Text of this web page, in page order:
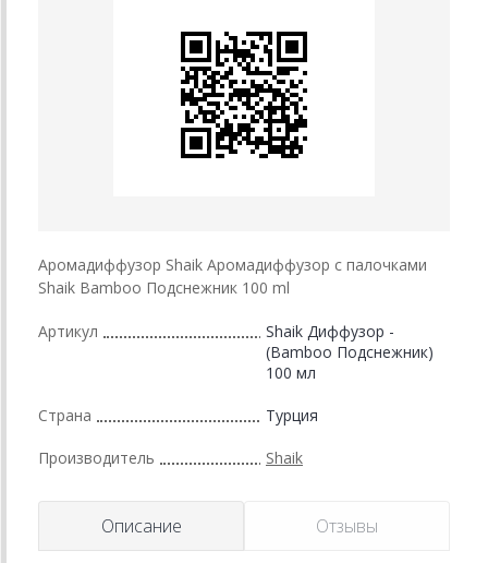
Аромадиффузор Shaik Аромадиффузор с палочками
Shaik Bamboo Подснежник 100 ml
Артикул
Shaik Диффузор -
(Bamboo Подснежник)
100 мл
Страна Турция
Производитель Shaik
Описание Отзывы